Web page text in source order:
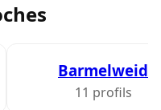
Barmelweid
11 profils